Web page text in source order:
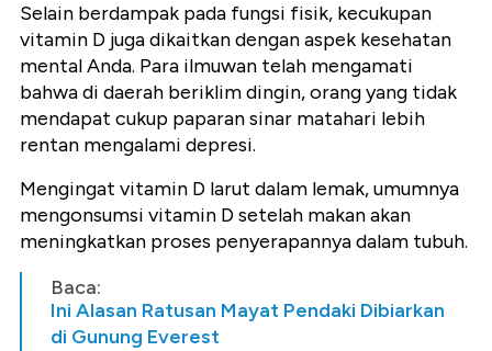
Selain berdampak pada fungsi fisik, kecukupan
vitamin D juga dikaitkan dengan aspek kesehatan
mental Anda. Para ilmuwan telah mengamati
bahwa di daerah beriklim dingin, orang yang tidak
mendapat cukup paparan sinar matahari lebih
rentan mengalami depresi.
Mengingat vitamin D larut dalam lemak, umumnya
mengonsumsi vitamin D setelah makan akan
meningkatkan proses penyerapannya dalam tubuh.
Baca:
Ini Alasan Ratusan Mayat Pendaki Dibiarkan
di Gunung Everest